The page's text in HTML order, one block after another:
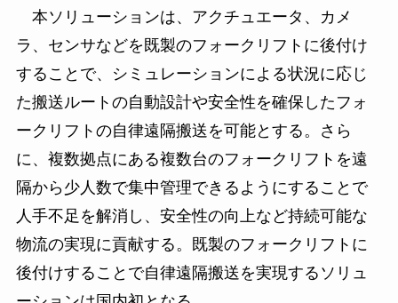
本ソリューションは、アクチュエータ、カメ
ラ、センサなどを既製のフォークリフトに後付け
することで、シミュレーションによる状況に応じ
た搬送ルートの自動設計や安全性を確保したフォ
ークリフトの自律遠隔搬送を可能とする。さら
に、複数拠点にある複数台のフォークリフトを遠
隔から少人数で集中管理できるようにすることで
人手不足を解消し、安全性の向上など持続可能な
物流の実現に貢献する。既製のフォークリフトに
後付けすることで自律遠隔搬送を実現するソリュ